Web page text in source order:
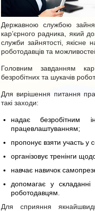
Державною службою
кар’єрного радника, який
служби зайнятості, якісне
роботодавців та
Головним завданням
безробітних та шукачів
Для вирішення питання
такі заходи:
надає безробітним
працевлаштуванням;
пропонує взяти участь у
організовує тренінги
навчає навичок
допомагає у
роботодавцям.
Для сприяння